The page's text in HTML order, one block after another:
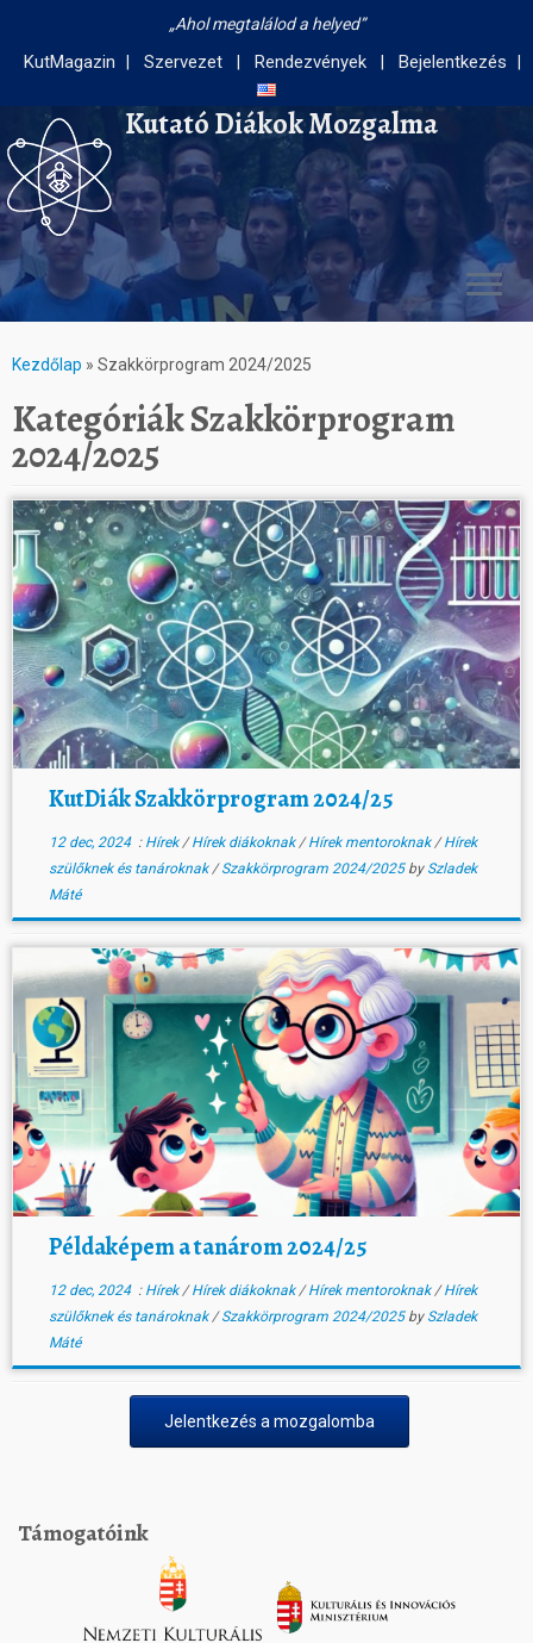
Ahol megtalálod a helyed
KutMagazin Szervezet Rendezvények Bejelentkezés
Kutató Diákok Mozgalma
Kezdőlap » Szakkörprogram 2024/2025
KategóriákSzakkörprogram
2024/2025
KutDiák Szakkörprogram 2024/25
12 dec, 2024: Hírek/Hírek diákoknak/Hírek mentoroknak/Hírek
szülőknek és tanároknak/Szakkörprogram 2024/2025 by Szladek
Máté
Példaképem a tanárom 2024/25
12 dec, 2024: Hírek/Hírek diákoknak/Hírek mentoroknak/Hírek
szülőknek és tanároknak/Szakkörprogram 2024/2025 by Szladek
Máté
Jelentkezés a mozgalomba
Támogatóink